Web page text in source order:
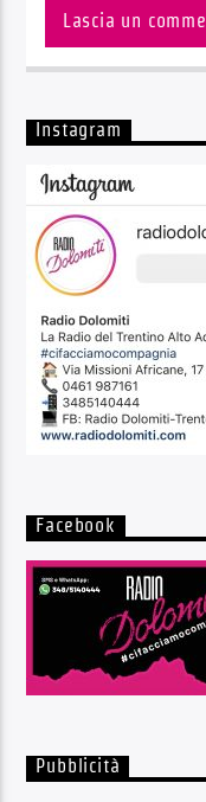
Instagram
Facebook
Pubblicità